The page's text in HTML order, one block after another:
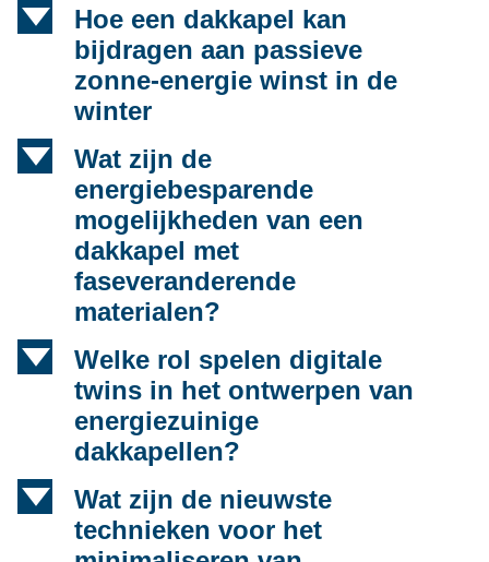
d
Hoe een dakkapel kan
bijdragen aan passieve
zonne-energie winst in de
winter
d
Wat zijn de
energiebesparende
mogelijkheden van een
dakkapel met
faseveranderende
materialen?
d
Welke rol spelen digitale
twins in het ontwerpen van
energiezuinige
dakkapellen?
d
Wat zijn de nieuwste
technieken voor het